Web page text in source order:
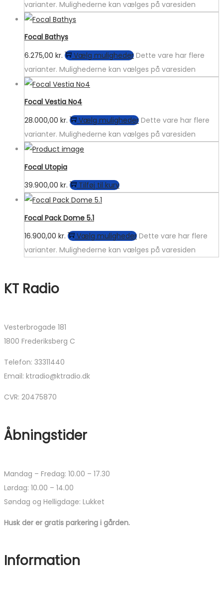
varianter. Mulighederne kan vælges på varesiden
Focal Bathys
6.275,00 kr. Vælg muligheder Dette vare har flere
varianter. Mulighederne kan vælges på varesiden
Focal Vestia No4
28.000,00 kr. Vælg muligheder Dette vare har flere
varianter. Mulighederne kan vælges på varesiden
Focal Utopia
39.900,00 kr. Tilføj til kurv
Focal Pack Dome 5.1
16.900,00 kr. Vælg muligheder Dette vare har flere
varianter. Mulighederne kan vælges på varesiden
KT Radio
Vesterbrogade 181
1800 Frederiksberg C
Telefon: 33311440
Email: ktradio@ktradio.dk
CVR: 20475870
Åbningstider
Mandag – Fredag: 10.00 – 17.30
Lørdag: 10.00 – 14.00
Søndag og Helligdage: Lukket
Husk der er gratis parkering i gården.
Information